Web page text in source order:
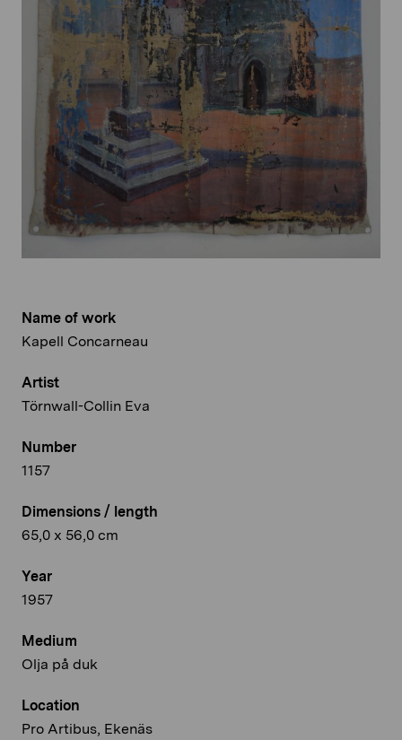
Name of work
Kapell Concarneau
Artist
Törnwall-Collin Eva
Number
1157
Dimensions / length
65,0 x 56,0 cm
Year
1957
Medium
Olja på duk
Location
Pro Artibus, Ekenäs